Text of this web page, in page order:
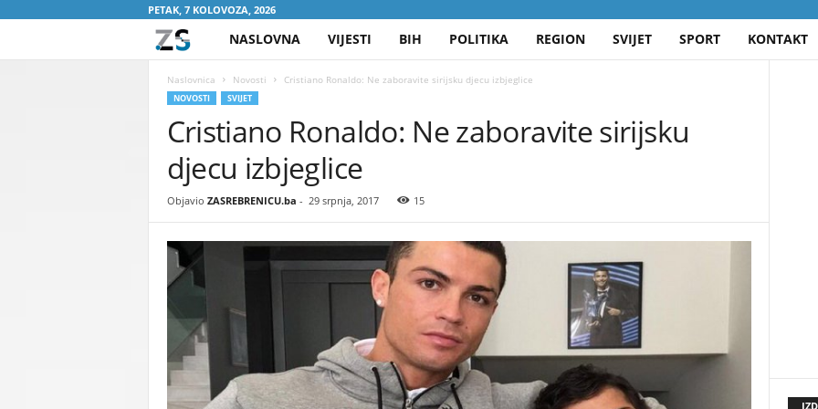
PETAK, 7 KOLOVOZA, 2026
A
E
B
I
NASLOVNA VIJESTI BIH POLITIKA REGION SVIJET SPORT KONTAKT
Naslovnica Novosti Cristiano Ronaldo: Ne zaboravite sirijsku djecu izbjeglice
NOVOSTI SVIJET
Cristiano Ronaldo: Ne zaboravite sirijsku
djecu izbjeglice
Objavio ZASREBRENICU.ba - 29 srpnja, 2017 15